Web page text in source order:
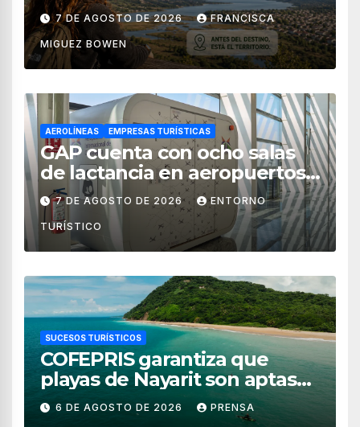
territorial?
7 DE AGOSTO DE 2026 FRANCISCA
MIGUEZ BOWEN
AEROLÍNEAS EMPRESAS TURÍSTICAS
GAP cuenta con ocho salas
de lactancia en aeropuertos
de México
7 DE AGOSTO DE 2026 ENTORNO
TURÍSTICO
SUCESOS TURÍSTICOS
COFEPRIS garantiza que
playas de Nayarit son aptas
para uso recreativo
6 DE AGOSTO DE 2026 PRENSA